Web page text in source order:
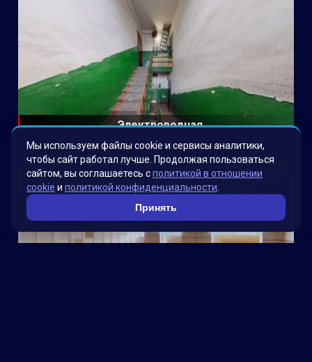
Электроводная
Мы используем файлы cookie и сервисы аналитики,
чтобы сайт работал лучше. Продолжая пользоваться
сайтом, вы соглашаетесь сполитикой в отношении
cookie и политикой конфиденциальности
Принять